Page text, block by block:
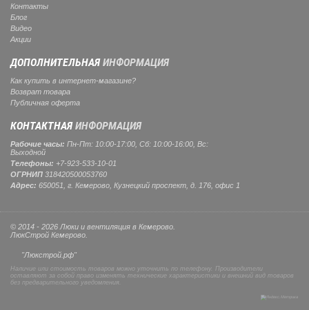
Контакты
Блог
Видео
Акции
ДОПОЛНИТЕЛЬНАЯИНФОРМАЦИЯ
Как купить в интернет-магазине?
Возврат товара
Публичная оферта
КОНТАКТНАЯИНФОРМАЦИЯ
Рабочие часы: Пн-Пт: 10:00-17:00, Сб: 10:00-16:00, Вс:
Выходной
Телефоны: +7-923-533-10-01
ОГРНИП 318420500053760
Адрес: 650051, г. Кемерово, Кузнецкий проспект, д. 176, офис 1
© 2014 - 2026 Люки и вентиляция в Кемерово.
ЛюкСтрой Кемерово.
"Люкстрой.рф"
Наличие или стоимость товаров можно уточнить по телефону. Производители
оставляют за собой право изменять технические характеристики и внешний вид товаров
без предварительного уведомления.